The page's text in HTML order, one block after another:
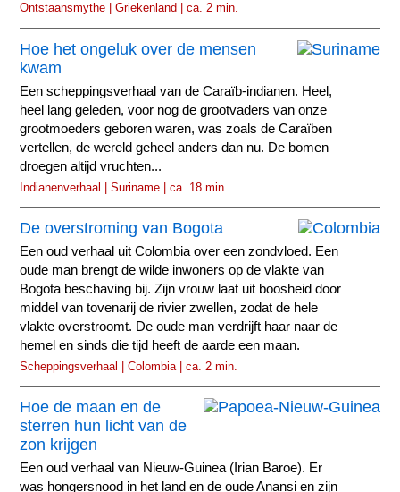
Ontstaansmythe | Griekenland | ca. 2 min.
Hoe het ongeluk over de mensen
kwam
Een scheppingsverhaal van de Caraïb-indianen. Heel,
heel lang geleden, voor nog de grootvaders van onze
grootmoeders geboren waren, was zoals de Caraïben
vertellen, de wereld geheel anders dan nu. De bomen
droegen altijd vruchten...
Indianenverhaal | Suriname | ca. 18 min.
De overstroming van Bogota
Een oud verhaal uit Colombia over een zondvloed. Een
oude man brengt de wilde inwoners op de vlakte van
Bogota beschaving bij. Zijn vrouw laat uit boosheid door
middel van tovenarij de rivier zwellen, zodat de hele
vlakte overstroomt. De oude man verdrijft haar naar de
hemel en sinds die tijd heeft de aarde een maan.
Scheppingsverhaal | Colombia | ca. 2 min.
Hoe de maan en de
sterren hun licht van de
zon krijgen
Een oud verhaal van Nieuw-Guinea (Irian Baroe). Er
was hongersnood in het land en de oude Anansi en zijn